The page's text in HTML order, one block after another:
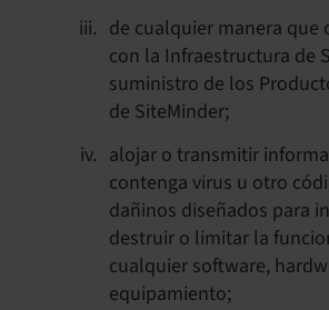
de cualquier manera que
con la Infraestructura de
suministro de los
de SiteMinder;
alojar o transmitir
contenga virus u otro
dañinos diseñados para
destruir o limitar la
cualquier software,
equipamiento;